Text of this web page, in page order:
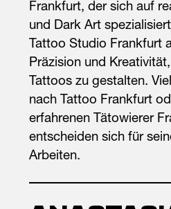
Frankfurt, der sich auf
und Dark Art
Tattoo Studio Frankfurt
Präzision und
Tattoos zu gestalten.
nach Tattoo Frankfurt
erfahrenen Tätowierer
entscheiden sich für
Arbeiten.